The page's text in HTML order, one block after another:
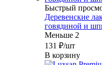
Быстрый
Деревенские
говядиной и
Меньше 2
131 ₽/шт
В корзину